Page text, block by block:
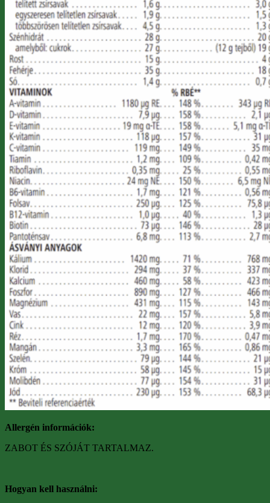
Allergén információk:
ZABOT ÉS SZÓJÁT TARTALMAZ.
Hogyan kell használni: